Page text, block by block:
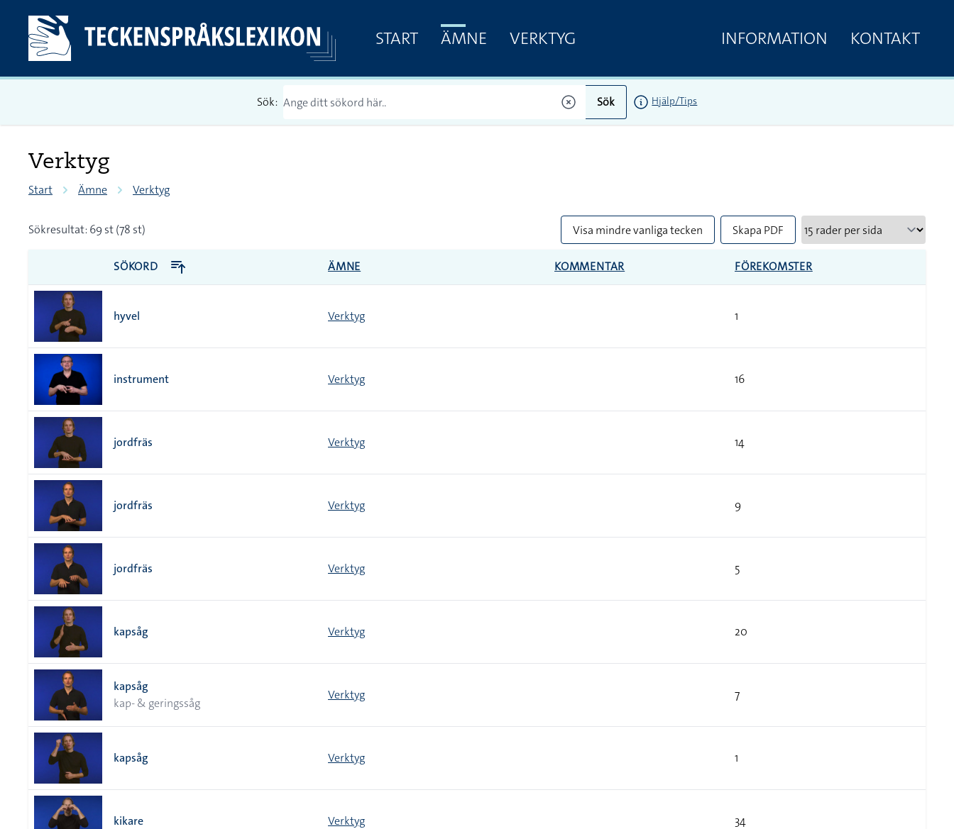
START ÄMNE VERKTYG INFORMATION KONTAKT
Sök: Sök Hjälp/Tips
Verktyg
Start Ämne Verktyg
Sökresultat: 69 st (78 st) Visa mindre vanliga tecken Skapa PDF
SÖKORD ÄMNE KOMMENTAR FÖREKOMSTER
hyvel Verktyg 1
instrument Verktyg 16
jordfräs Verktyg 14
jordfräs Verktyg 9
jordfräs Verktyg 5
kapsåg Verktyg 20
kapsåg
kap- & geringssåg
Verktyg 7
kapsåg Verktyg 1
kikare Verktyg 34